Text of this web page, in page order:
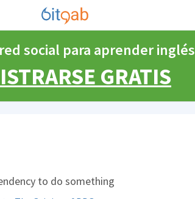
social para aprender inglés
GRATIS
to do something